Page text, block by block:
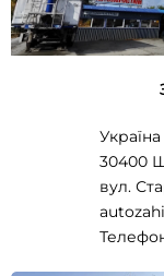
Україна
30400
вул.